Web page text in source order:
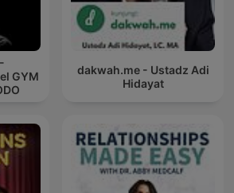
dakwah.me - Ustadz Adi
Hidayat
GYM